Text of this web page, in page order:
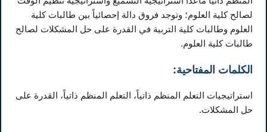
لصالح كلية العلوم؛ وتوجد فروق دالة إحصائياً بين طالبات كلية
العلوم وطالبات كلية التربية في القدرة على حل المشكلات لصالح
طالبات كلية العلوم.
الكلمات المفتاحية:
استراتيجيات التعلم المنظم ذاتياً، التعلم المنظم ذاتياً، القدرة على
حل المشكلات.